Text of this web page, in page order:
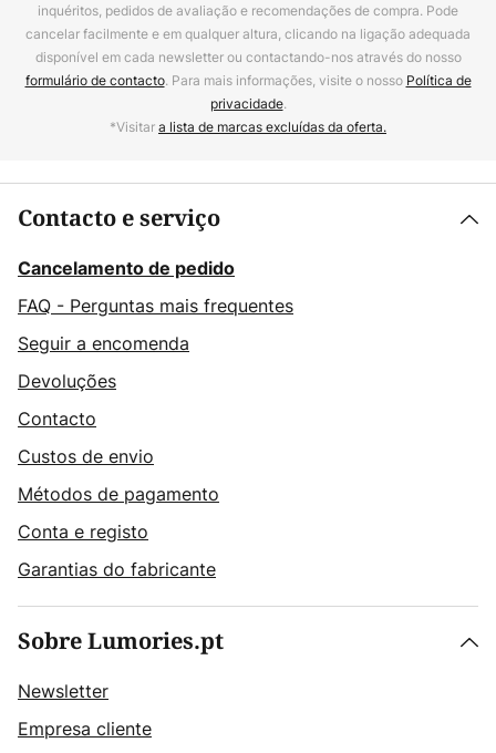
inquéritos, pedidos de avaliação e recomendações de compra. Pode
cancelar facilmente e em qualquer altura, clicando na ligação adequada
disponível em cada newsletter ou contactando-nos através do nosso
formulário de contacto. Para mais informações, visite o nosso Política de
privacidade.
*Visitara lista de marcas excluídas da oferta.
Contacto e serviço
Cancelamento de pedido
FAQ - Perguntas mais frequentes
Seguir a encomenda
Devoluções
Contacto
Custos de envio
Métodos de pagamento
Conta e registo
Garantias do fabricante
Sobre Lumories.pt
Newsletter
Empresa cliente